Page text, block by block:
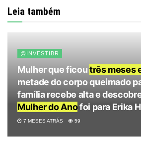
Leia também
@INVESTIBR
Mulher que ficoutrês meses
metade do corpo queimado
família recebe alta e
Mulher do Anofoi para Erika
7 MESES ATRÁS 59